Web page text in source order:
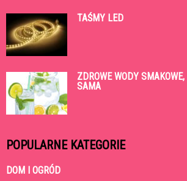
TAŚMY LED
ZDROWE WODY
SAMA
POPULARNE KATEGORIE
DOM I OGRÓD